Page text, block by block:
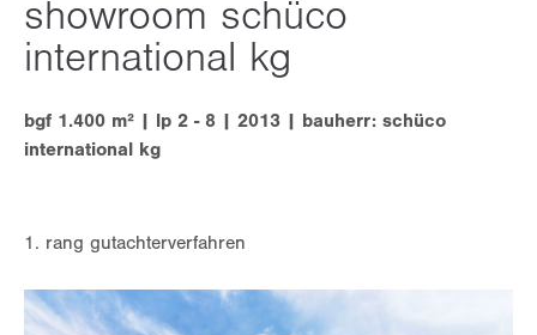
register lost your password?
lorem ipsum dolor sit amet:
showroom schüco
international kg
bgf 1.400 m² | lp 2 - 8 | 2013 | bauherr: schüco
international kg
1. rang gutachterverfahren